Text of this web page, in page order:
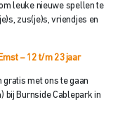
leuke nieuwe spellen te
zus(je)s, vriendjes en
– 12 t/m 23 jaar
gratis met ons te gaan
bij Burnside Cablepark in